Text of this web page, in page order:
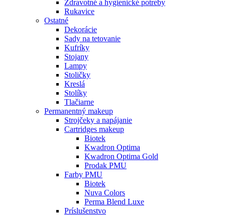
Zdravotné a hygienické potreby
Rukavice
Ostatné
Dekorácie
Sady na tetovanie
Kufríky
Stojany
Lampy
Stoličky
Kreslá
Stolíky
Tlačiarne
Permanentný makeup
Strojčeky a napájanie
Cartridges makeup
Biotek
Kwadron Optima
Kwadron Optima Gold
Prodak PMU
Farby PMU
Biotek
Nuva Colors
Perma Blend Luxe
Príslušenstvo